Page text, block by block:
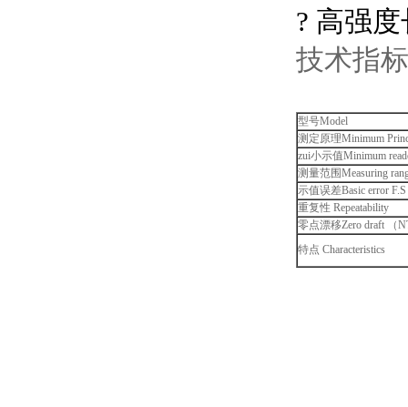
? 高强
技术指
型号Model
测定原理Minimum
zui小示值Minimum
测量范围Measuring
示值误差Basic error F.S
重复性 Repeatability
零点漂移Zero draft （
特点 Characteristics